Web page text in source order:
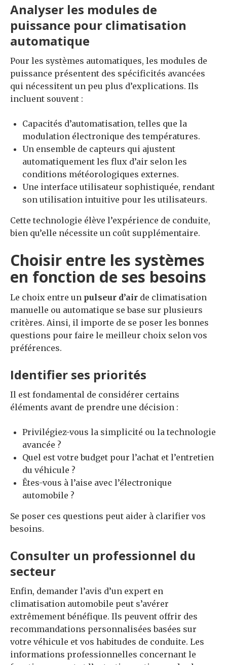
Analyser les modules de
puissance pour climatisation
automatique
Pour les systèmes automatiques, les modules de
puissance présentent des spécificités avancées
qui nécessitent un peu plus d’explications. Ils
incluent souvent :
Capacités d’automatisation, telles que la
modulation électronique des températures.
Un ensemble de capteurs qui ajustent
automatiquement les flux d’air selon les
conditions météorologiques externes.
Une interface utilisateur sophistiquée, rendant
son utilisation intuitive pour les utilisateurs.
Cette technologie élève l’expérience de conduite,
bien qu’elle nécessite un coût supplémentaire.
Choisir entre les systèmes
en fonction de ses besoins
Le choix entre un pulseur d’air de climatisation
manuelle ou automatique se base sur plusieurs
critères. Ainsi, il importe de se poser les bonnes
questions pour faire le meilleur choix selon vos
préférences.
Identifier ses priorités
Il est fondamental de considérer certains
éléments avant de prendre une décision :
Privilégiez-vous la simplicité ou la technologie
avancée ?
Quel est votre budget pour l’achat et l’entretien
du véhicule ?
Êtes-vous à l’aise avec l’électronique
automobile ?
Se poser ces questions peut aider à clarifier vos
besoins.
Consulter un professionnel du
secteur
Enfin, demander l’avis d’un expert en
climatisation automobile peut s’avérer
extrêmement bénéfique. Ils peuvent offrir des
recommandations personnalisées basées sur
votre véhicule et vos habitudes de conduite. Les
informations professionnelles concernant le